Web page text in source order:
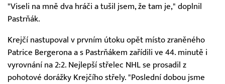
"Viseli na mně dva hráči a tušil jsem, že tam je," doplnil
Pastrňák.
Krejčí nastupoval v prvním útoku opět místo zraněného
Patrice Bergerona a s Pastrňákem zařídili ve 44. minutě i
vyrovnání na 2:2. Nejlepší střelec NHL se prosadil z
pohotové dorážky Krejčího střely. "Poslední dobou jsme